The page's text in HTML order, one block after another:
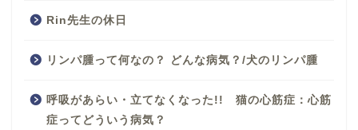
Rin先生の休日
リンパ腫って何なの？ どんな病気？/犬のリンパ腫
呼吸があらい・立てなくなった!! 猫の心筋症：心筋
症ってどういう病気？